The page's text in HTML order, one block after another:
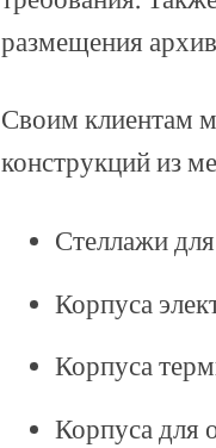
размещения
Своим клиентам
конструкций из
Стеллажи
Корпуса
Корпуса
Корпуса для